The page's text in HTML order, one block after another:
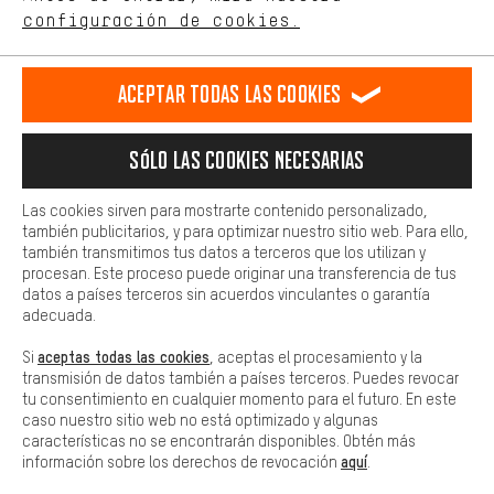
Llamada Programada
Nuestra política de privacidad
español
ES english
EN Deutsch
DE français
FR
RESCINDIR EL CONTRATO Comunidad de Aquisgrán Programa de afiliados
Aviso Legal
Plataforma de reportes Reciclaje de baterias
Configuración de las cookies Ajusta el contraste
Todos los precios indicados son en euros e sin MwSt, más
gastos de envío aEstados Unidos.
configuración de cookies.
comportamiento de compra.
Más confort
cookies de comodidad, creamos enlaces a plataformas de redes
sociales. Esto nos permite proporcionarle más contenido e
adicionales que le ayudarán a encontrar los productos adecuados.
preguntas de forma rápida y sencilla.
Básica
Las cookies básicas aseguran que puedas usar nuestro sitio web.
Aceptar todas las cookies
Sólo las cookies necesarias
Las cookies sirven para mostrarte contenido personalizado,
también publicitarios, y para optimizar nuestro sitio web. Para ello,
también transmitimos tus datos a terceros que los utilizan y
procesan. Este proceso puede originar una transferencia de tus
datos a países terceros sin acuerdos vinculantes o garantía
adecuada.
Si aceptas todas las cookies , aceptas el procesamiento y la
transmisión de datos también a países terceros. Puedes revocar
tu consentimiento en cualquier momento para el futuro. En este
caso nuestro sitio web no está optimizado y algunas
características no se encontrarán disponibles. Obtén más
información sobre los derechos de revocación aquí.